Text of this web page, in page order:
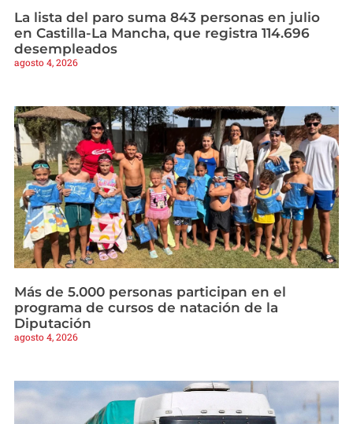
La lista del paro suma 843 personas en julio
en Castilla-La Mancha, que registra 114.696
desempleados
agosto 4, 2026
Más de 5.000 personas participan en el
programa de cursos de natación de la
Diputación
agosto 4, 2026